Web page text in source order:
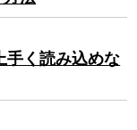
く読み込めな